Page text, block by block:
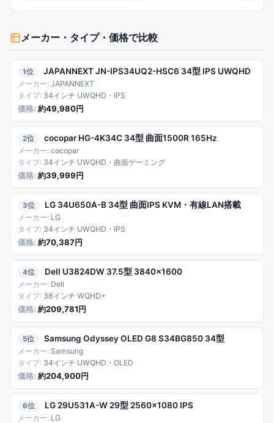
メーカー・タイプ・価格で比較
1 JAPANNEXT JN-IPS34UQ2-HSC6 34型 IPS UWQHD
JAPANNEXT
34インチ UWQHD・IPS
約49,980円
2 cocopar HG-4K34C 34型 曲面1500R 165Hz
cocopar
34インチ UWQHD・曲面ゲーミング
約39,999円
3 LG 34U650A-B 34型 曲面IPS KVM・有線LAN搭載
LG
34インチ UWQHD・IPS
約70,387円
4 Dell U3824DW 37.5型 3840×1600
Dell
38インチ WQHD+
約209,781円
5 Samsung Odyssey OLED G8 S34BG850 34型
Samsung
34インチ UWQHD・OLED
約204,900円
6 LG 29U531A-W 29型 2560×1080 IPS
LG